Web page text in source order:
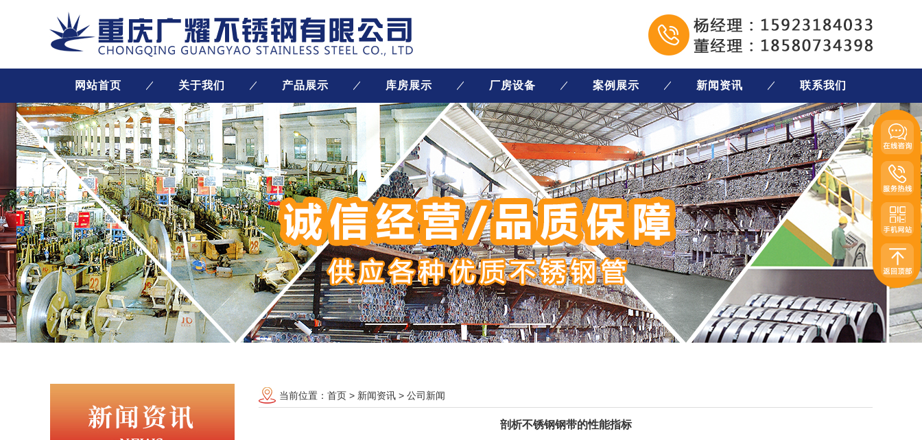
网站首页 关于我们 产品展示 库房展示 厂房设备 案例展示 新闻资讯 联系我们
当前位置： 首页 > 新闻资讯 > 公司新闻
剖析不锈钢钢带的性能指标